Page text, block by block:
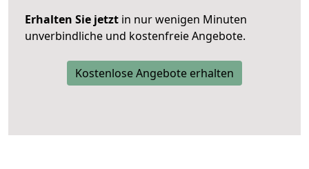
Erhalten Sie jetzt in nur wenigen Minuten
unverbindliche und kostenfreie Angebote.
Kostenlose Angebote erhalten